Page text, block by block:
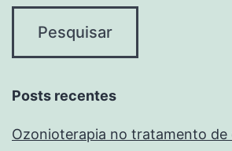
Posts recentes
Ozonioterapia no tratamento de